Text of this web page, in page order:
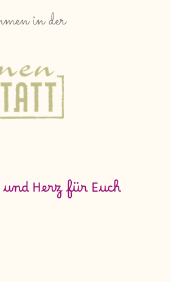
in der
Herz für Euch